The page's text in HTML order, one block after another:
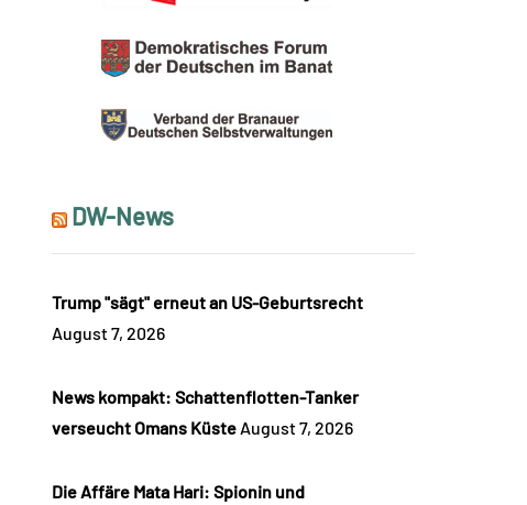
DW-News
Trump "sägt" erneut an US-Geburtsrecht
August 7, 2026
News kompakt: Schattenflotten-Tanker
verseucht Omans Küste August 7, 2026
Die Affäre Mata Hari: Spionin und